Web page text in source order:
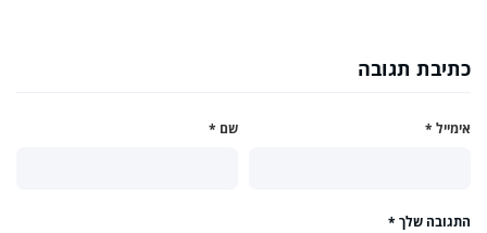
כתיבת תגובה
שם * אימייל *
התגובה שלך *